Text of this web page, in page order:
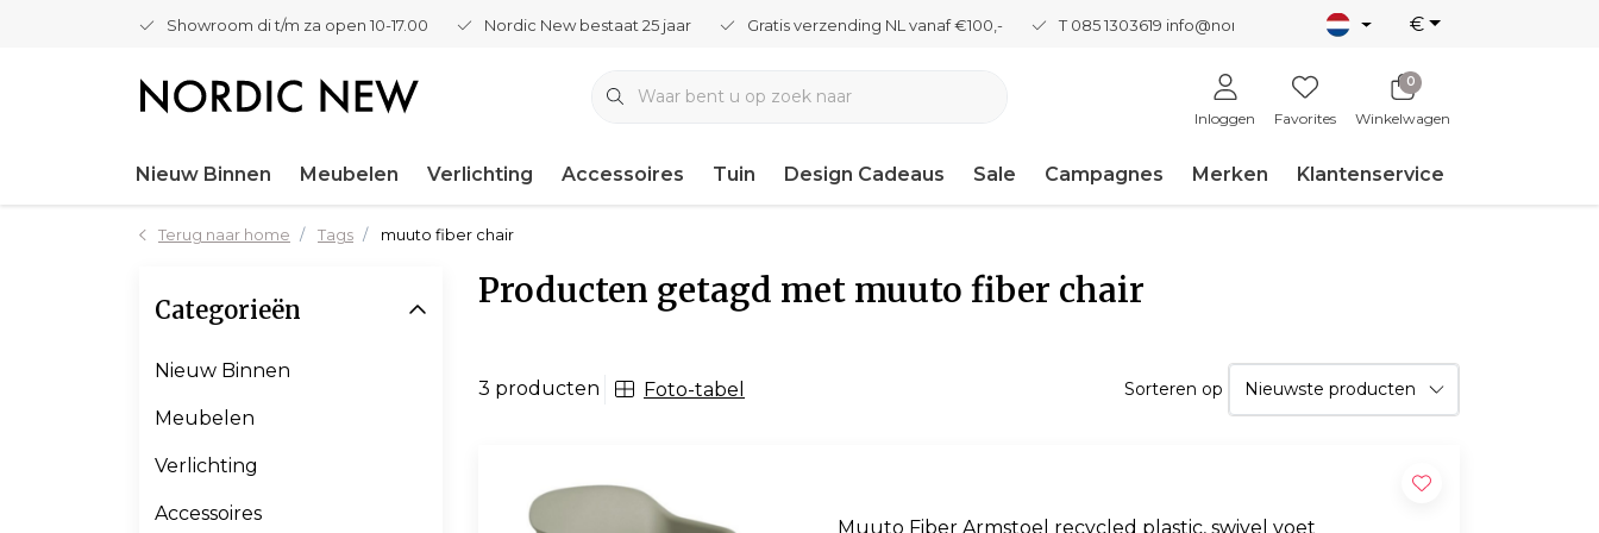
Showroom di t/m za open 10-17.00 Nordic New bestaat 25 jaar Gratis verzending NL vanaf €100,- T 085 1303619 info@nordicnew.nl €
Inloggen Favorites
0
Winkelwagen
Nieuw Binnen Meubelen Verlichting Accessoires Tuin Design Cadeaus Sale Campagnes Merken Klantenservice
Terug naar home Tags muuto fiber chair
Producten getagd met muuto fiber chair
3 producten Foto-tabel Sorteren op
Muuto Fiber Armstoel recycled plastic, swivel voet
Categorieën
Nieuw Binnen
Meubelen
Verlichting
Accessoires